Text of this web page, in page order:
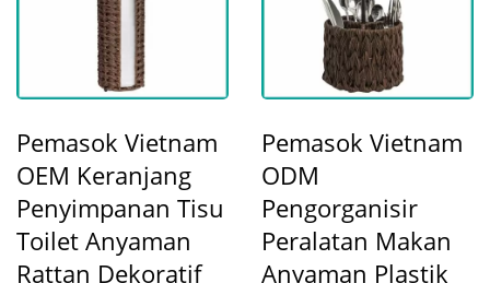
Pemasok Vietnam
OEM Keranjang
Penyimpanan Tisu
Toilet Anyaman
Rattan Dekoratif
Pemasok Vietnam
ODM
Pengorganisir
Peralatan Makan
Anyaman Plastik